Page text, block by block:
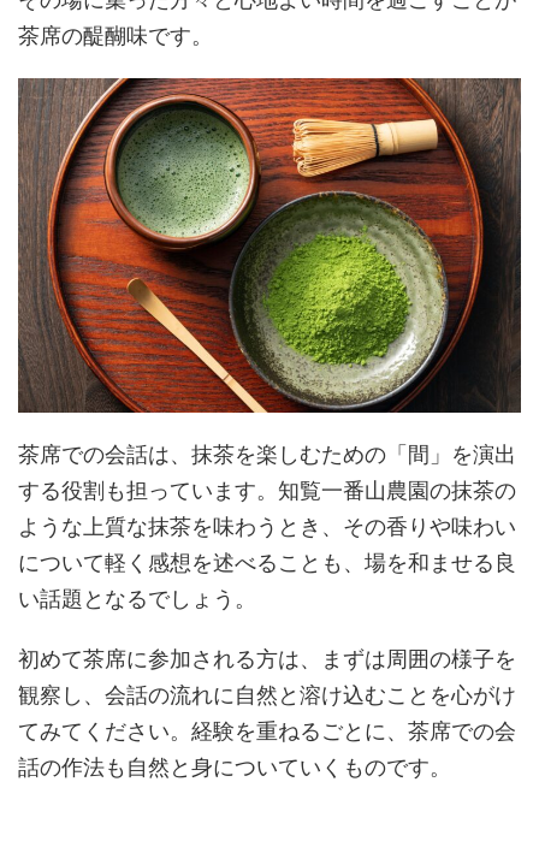
茶席の醍醐味です。
茶席での会話は、抹茶を楽しむための「間」を演出
する役割も担っています。知覧一番山農園の抹茶の
ような上質な抹茶を味わうとき、その香りや味わい
について軽く感想を述べることも、場を和ませる良
い話題となるでしょう。
初めて茶席に参加される方は、まずは周囲の様子を
観察し、会話の流れに自然と溶け込むことを心がけ
てみてください。経験を重ねるごとに、茶席での会
話の作法も自然と身についていくものです。